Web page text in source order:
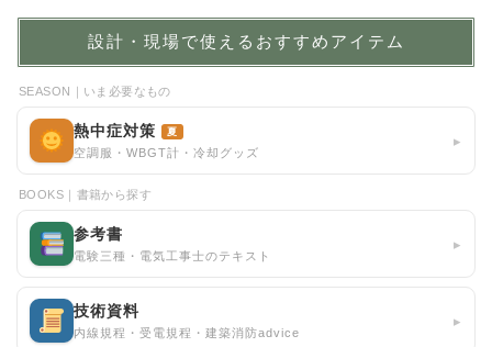
設計・現場で使えるおすすめアイテム
SEASON｜いま必要なもの
熱中症対策 夏
空調服・WBGT計・冷却グッズ
▸
BOOKS｜書籍から探す
参考書
電験三種・電気工事士のテキスト
▸
技術資料
内線規程・受電規程・建築消防advice
▸